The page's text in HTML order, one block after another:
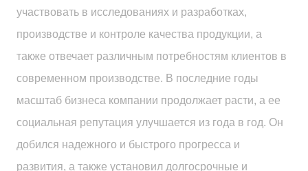
участвовать в исследованиях и разработках,
производстве и контроле качества продукции, а
также отвечает различным потребностям клиентов в
современном производстве. В последние годы
масштаб бизнеса компании продолжает расти, а ее
социальная репутация улучшается из года в год. Он
добился надежного и быстрого прогресса и
развития, а также установил долгосрочные и